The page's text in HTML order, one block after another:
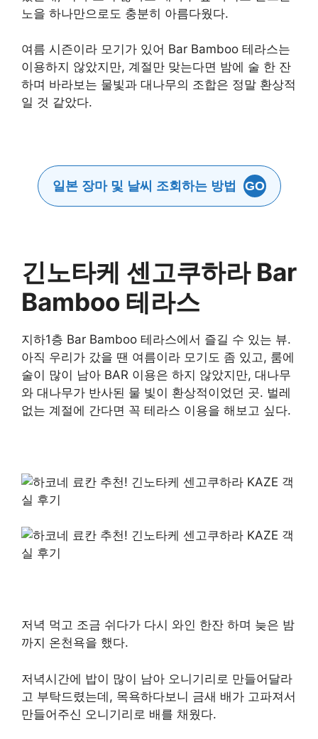
노을 하나만으로도 충분히 아름다웠다.
여름 시즌이라 모기가 있어 Bar Bamboo 테라스는
이용하지 않았지만, 계절만 맞는다면 밤에 술 한 잔
하며 바라보는 물빛과 대나무의 조합은 정말 환상적
일 것 같았다.
일본 장마 및 날씨 조회하는 방법 GO
긴노타케 센고쿠하라 Bar
Bamboo 테라스
지하1층 Bar Bamboo 테라스에서 즐길 수 있는 뷰.
아직 우리가 갔을 땐 여름이라 모기도 좀 있고, 룸에
술이 많이 남아 BAR 이용은 하지 않았지만, 대나무
와 대나무가 반사된 물 빛이 환상적이었던 곳. 벌레
없는 계절에 간다면 꼭 테라스 이용을 해보고 싶다.
저녁 먹고 조금 쉬다가 다시 와인 한잔 하며 늦은 밤
까지 온천욕을 했다.
저녁시간에 밥이 많이 남아 오니기리로 만들어달라
고 부탁드렸는데, 목욕하다보니 금새 배가 고파져서
만들어주신 오니기리로 배를 채웠다.